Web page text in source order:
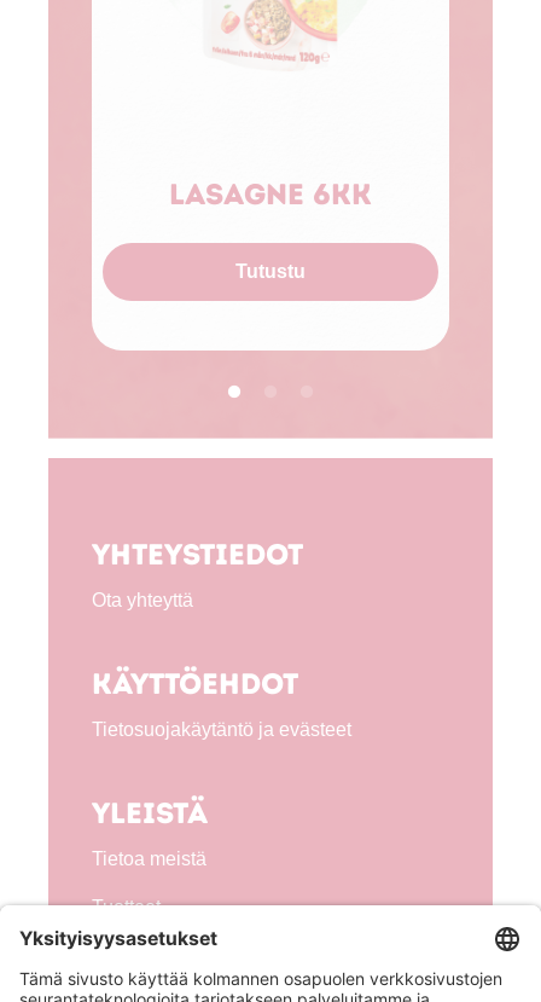
Lasagne 6kk
Tutustu
Yhteystiedot
Ota yhteyttä
Käyttöehdot
Tietosuojakäytäntö ja evästeet
Yleistä
Tietoa meistä
Tuotteet
Seuraa meitä!